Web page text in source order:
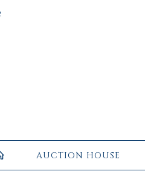
AUCTION HOUSE